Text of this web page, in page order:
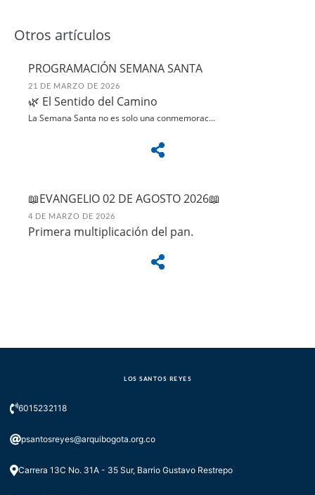
Otros artículos
PROGRAMACIÓN SEMANA SANTA
21 DE MARZO DE 2026
🌿 El Sentido del Camino
La Semana Santa no es solo una conmemorac...
📖EVANGELIO 02 DE AGOSTO 2026📖
4 DE MARZO DE 2026
Primera multiplicación del pan.
LOS SANTOS REYES
6015232118
psantosreyes@arquibogota.org.co
Carrera 13C No. 31A - 35 Sur, Barrio Gustavo Restrepo